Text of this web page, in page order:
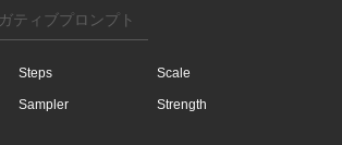
ティブプロンプト
Steps Scale
Sampler
Strength